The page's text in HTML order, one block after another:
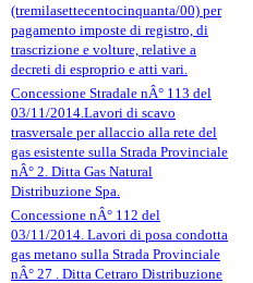
(tremilasettecentocinquanta/00) per
pagamento imposte di registro, di
trascrizione e volture, relative a
decreti di esproprio e atti vari.
Concessione Stradale nÂ° 113 del
03/11/2014.Lavori di scavo
trasversale per allaccio alla rete del
gas esistente sulla Strada Provinciale
nÂ° 2. Ditta Gas Natural
Distribuzione Spa.
Concessione nÂ° 112 del
03/11/2014. Lavori di posa condotta
gas metano sulla Strada Provinciale
nÂ° 27 . Ditta Cetraro Distribuzione